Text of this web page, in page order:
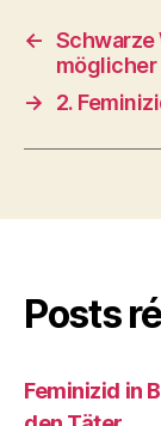
← Schwarze
möglicher
→
2.
Posts
Feminizid in